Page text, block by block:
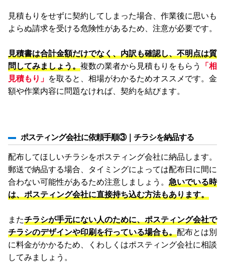
見積もりをせずに契約してしまった場合、作業後に思いも
よらぬ請求を受ける危険性があるため、注意が必要です。
見積書は合計金額だけでなく、内訳も確認し、不明点は質
問してみましょう。 複数の業者から見積もりをもらう 「相
見積もり」 を取ると、相場がわかるためオススメです。金
額や作業内容に問題なければ、契約を結びます。
ポスティング会社に依頼手順③｜チラシを納品する
配布してほしいチラシをポスティング会社に納品します。
郵送で納品する場合、タイミングによっては配布日に間に
合わない可能性があるため注意しましょう。 急いでいる時
は、ポスティング会社に直接持ち込む方法もあります。
またチラシが手元にない人のために、ポスティング会社で
チラシのデザインや印刷を行っている場合も。 配布とは別
に料金がかかるため、くわしくはポスティング会社に相談
してみましょう。